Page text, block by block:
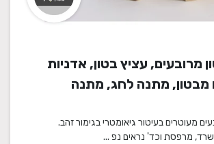
מרובעים, עציץ בטון, אדניות
מבטון, מתנה לחג, מתנה
לחנוכת בית, עציצים מתנה,
מיוחדות
מעוטרים בעיטור גיאומטרי בגימור זהב.
מרפסת וכד' נראים נפ ...